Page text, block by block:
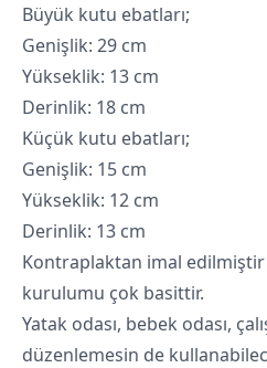
Büyük kutu ebatları;
Genişlik: 29 cm
Yükseklik: 13 cm
Derinlik: 18 cm
Küçük kutu ebatları;
Genişlik: 15 cm
Yükseklik: 12 cm
Derinlik: 13 cm
Kontraplaktan imal
kurulumu çok basittir.
Yatak odası, bebek odası,
düzenlemesin de